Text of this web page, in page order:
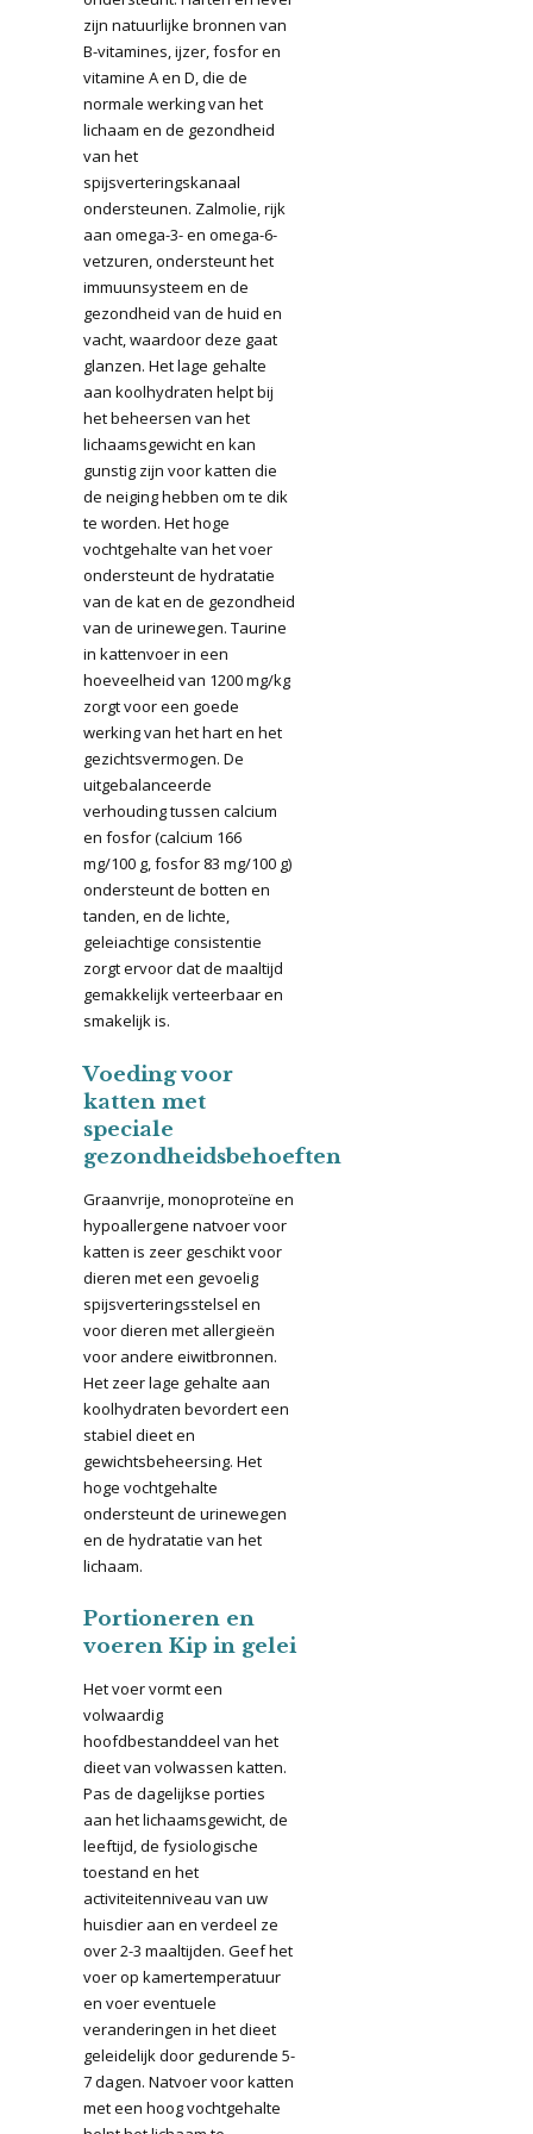
zijn natuurlijke bronnen van
B-vitamines, ijzer, fosfor en
vitamine A en D, die de
normale werking van het
lichaam en de gezondheid
van het
spijsverteringskanaal
ondersteunen. Zalmolie, rijk
aan omega-3- en omega-6-
vetzuren, ondersteunt het
immuunsysteem en de
gezondheid van de huid en
vacht, waardoor deze gaat
glanzen. Het lage gehalte
aan koolhydraten helpt bij
het beheersen van het
lichaamsgewicht en kan
gunstig zijn voor katten die
de neiging hebben om te dik
te worden. Het hoge
vochtgehalte van het voer
ondersteunt de hydratatie
van de kat en de gezondheid
van de urinewegen. Taurine
in kattenvoer in een
hoeveelheid van 1200 mg/kg
zorgt voor een goede
werking van het hart en het
gezichtsvermogen. De
uitgebalanceerde
verhouding tussen calcium
en fosfor (calcium 166
mg/100 g, fosfor 83 mg/100 g)
ondersteunt de botten en
tanden, en de lichte,
geleiachtige consistentie
zorgt ervoor dat de maaltijd
gemakkelijk verteerbaar en
smakelijk is.
Voeding voor
katten met
speciale
gezondheidsbehoeften
Graanvrije, monoproteïne en
hypoallergene natvoer voor
katten is zeer geschikt voor
dieren met een gevoelig
spijsverteringsstelsel en
voor dieren met allergieën
voor andere eiwitbronnen.
Het zeer lage gehalte aan
koolhydraten bevordert een
stabiel dieet en
gewichtsbeheersing. Het
hoge vochtgehalte
ondersteunt de urinewegen
en de hydratatie van het
lichaam.
Portioneren en
voeren Kip in gelei
Het voer vormt een
volwaardig
hoofdbestanddeel van het
dieet van volwassen katten.
Pas de dagelijkse porties
aan het lichaamsgewicht, de
leeftijd, de fysiologische
toestand en het
activiteitenniveau van uw
huisdier aan en verdeel ze
over 2-3 maaltijden. Geef het
voer op kamertemperatuur
en voer eventuele
veranderingen in het dieet
geleidelijk door gedurende 5-
7 dagen. Natvoer voor katten
met een hoog vochtgehalte